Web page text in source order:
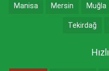
Manisa Mersin Muğla
Tekirdağ